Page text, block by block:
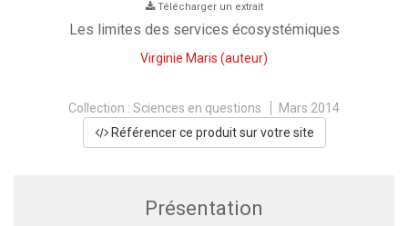
Télécharger un extrait
Les limites des services écosystémiques
Virginie Maris (auteur)
Collection : Sciences en questions
Mars 2014
Référencer ce produit sur votre site
Présentation